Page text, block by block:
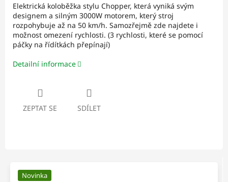
Elektrická koloběžka stylu Chopper, která vyniká svým
designem a silným 3000W motorem, který stroj
rozpohybuje až na 50 km/h. Samozřejmě zde najdete i
možnost omezení rychlosti. (3 rychlosti, které se pomocí
páčky na řídítkách přepínají)
Detailní informace
ZEPTAT SE SDÍLET
Novinka